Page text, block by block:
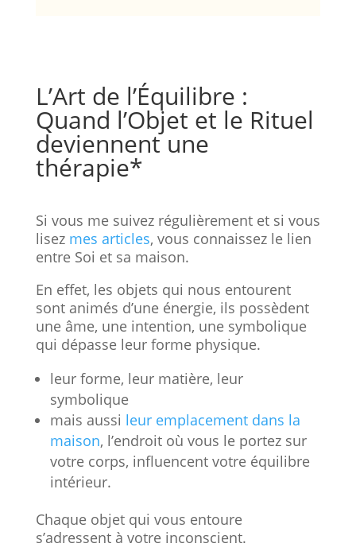
L’Art de l’Équilibre :
Quand l’Objet et le Rituel
deviennent une
thérapie*
Si vous me suivez régulièrement et si vous
lisez mes articles, vous connaissez le lien
entre Soi et sa maison.
En effet, les objets qui nous entourent
sont animés d’une énergie, ils possèdent
une âme, une intention, une symbolique
qui dépasse leur forme physique.
leur forme, leur matière, leur
symbolique
mais aussi leur emplacement dans la
maison, l’endroit où vous le portez sur
votre corps, influencent votre équilibre
intérieur.
Chaque objet qui vous entoure
s’adressent à votre inconscient.